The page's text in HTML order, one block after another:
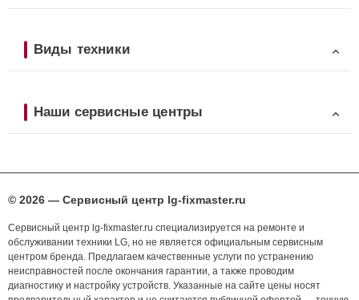
Виды техники
Наши сервисные центры
© 2026 — Сервисный центр lg-fixmaster.ru
Сервисный центр lg-fixmaster.ru специализируется на ремонте и
обслуживании техники LG, но не является официальным сервисным
центром бренда. Предлагаем качественные услуги по устранению
неисправностей после окончания гарантии, а также проводим
диагностику и настройку устройств. Указанные на сайте цены носят